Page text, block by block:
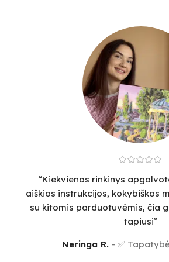
“Kiekvienas rinkinys
aiškios instrukcijos, kokybiškos
su kitomis parduotuvėmis, čia
tapiusi”
Neringa R. ✅